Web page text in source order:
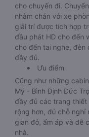
cho chuyến đi.
nhàm chán với xe
giải trí được tích hợp
đầu phát HD cho đến
cho đến tai nghe,
đầy đủ.
Ưu điểm
Cũng như những
Mỹ - Bình Định Đức
đầy đủ các trang
rộng hơn, đủ chỗ nghỉ
gian đó, ấm áp và dễ
nhà.